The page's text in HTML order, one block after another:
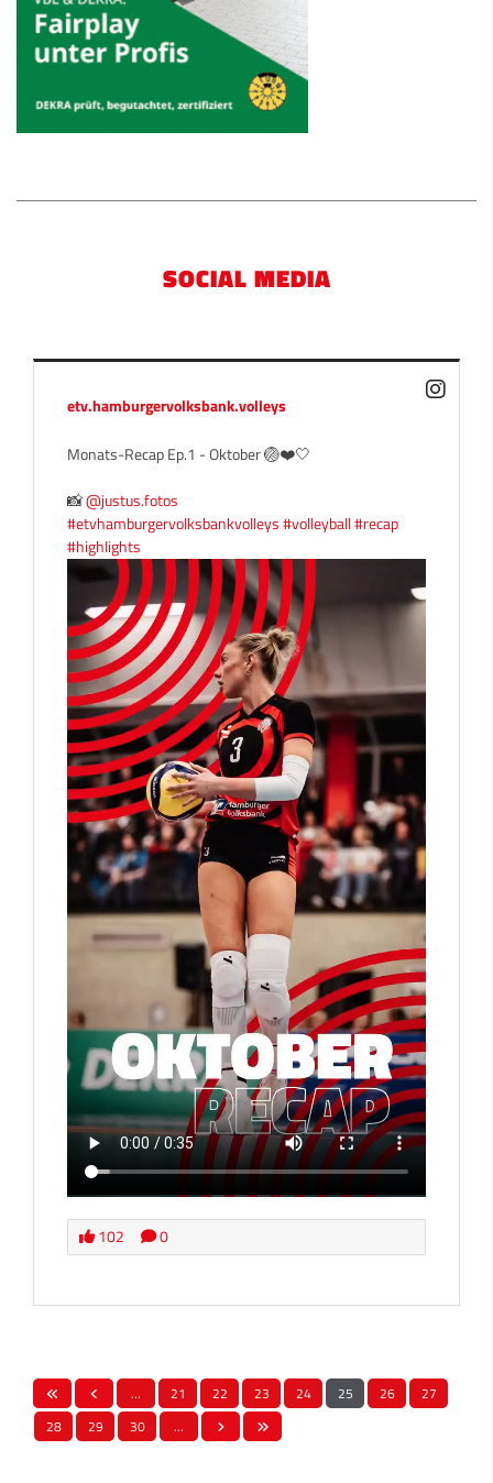
SOCIAL MEDIA
etv.hamburgervolksbank.volleys
Monats-Recap Ep.1 - Oktober 🏐❤️🤍
📸@justus.fotos
#etvhamburgervolksbankvolleys#volleyball#recap
#highlights
102 0
… 21 22 23 24 25 26
27
28
29 30 …